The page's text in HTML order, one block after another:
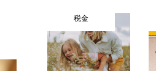
税金